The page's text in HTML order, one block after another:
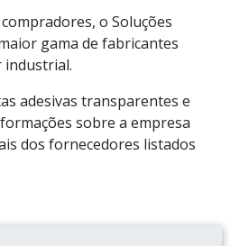
o Soluções
gama de fabricantes
industrial.
adesivas transparentes e
sobre a empresa
dos fornecedores listados